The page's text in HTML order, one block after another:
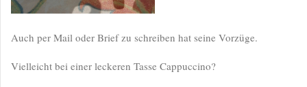
Auch per Mail oder Brief zu schreiben hat seine Vorzüge.
Vielleicht bei einer leckeren Tasse Cappuccino?